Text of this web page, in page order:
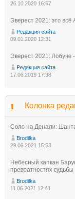
26.10.2020 16:57
Эверест 2021: это
Редакция сайта
09.01.2020 12:31
Эверест 2021: Лобуче
Редакция сайта
17.06.2019 17:38
Колонка
Соло на Денали:
Brodilka
29.06.2021 15:53
Небесный капкан
превратностях судьбы
Brodilka
11.06.2021 12:41